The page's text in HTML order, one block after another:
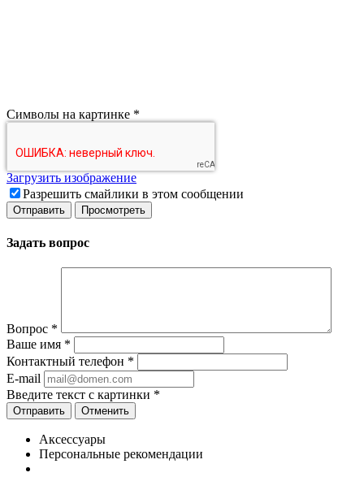
Символы на картинке *
Загрузить изображение
Разрешить смайлики в этом сообщении
Задать вопрос
Вопрос *
Ваше имя *
Контактный телефон *
E-mail
Введите текст с картинки *
Отменить
Аксессуары
Персональные рекомендации